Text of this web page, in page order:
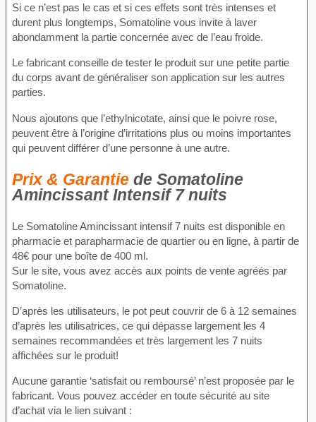
Si ce n’est pas le cas et si ces effets sont très intenses et
durent plus longtemps, Somatoline vous invite à laver
abondamment la partie concernée avec de l’eau froide.
Le fabricant conseille de tester le produit sur une petite partie
du corps avant de généraliser son application sur les autres
parties.
Nous ajoutons que l’ethylnicotate, ainsi que le poivre rose,
peuvent être à l’origine d’irritations plus ou moins importantes
qui peuvent différer d’une personne à une autre.
Prix & Garantie de Somatoline
Amincissant Intensif 7 nuits
Le Somatoline Amincissant intensif 7 nuits est disponible en
pharmacie et parapharmacie de quartier ou en ligne, à partir de
48€ pour une boîte de 400 ml.
Sur le site, vous avez accès aux points de vente agréés par
Somatoline.
D’après les utilisateurs, le pot peut couvrir de 6 à 12 semaines
d’après les utilisatrices, ce qui dépasse largement les 4
semaines recommandées et très largement les 7 nuits
affichées sur le produit!
Aucune garantie ‘satisfait ou remboursé’ n’est proposée par le
fabricant. Vous pouvez accéder en toute sécurité au site
d’achat via le lien suivant :